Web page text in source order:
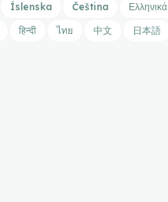
Íslenska Čeština Ελληνικά
हिन्दी ไทย 中文 日本語